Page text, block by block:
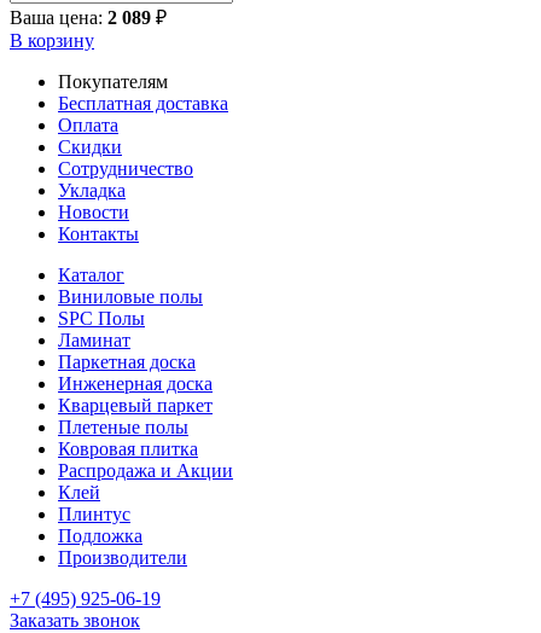
Ваша цена: 2 089 ₽
В корзину
Покупателям
Бесплатная доставка
Оплата
Скидки
Сотрудничество
Укладка
Новости
Контакты
Каталог
Виниловые полы
SPC Полы
Ламинат
Паркетная доска
Инженерная доска
Кварцевый паркет
Плетеные полы
Ковровая плитка
Распродажа и Акции
Клей
Плинтус
Подложка
Производители
+7 (495) 925-06-19
Заказать звонок